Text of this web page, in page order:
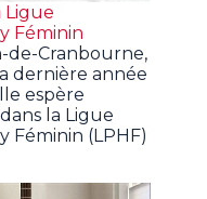
Ligue
Féminin
de-Cranbourne,
dernière année
espère
la Ligue
Féminin (LPHF)